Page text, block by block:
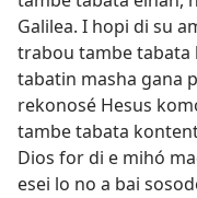
Galilea. I hopi di su
trabou tambe tabata
tabatin masha gana
rekonosé Hesus
tambe tabata
Dios for di e mihó
esei lo no a bai